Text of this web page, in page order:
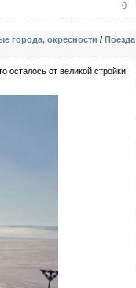
0
города, окресности / Поезда
от великой стройки,